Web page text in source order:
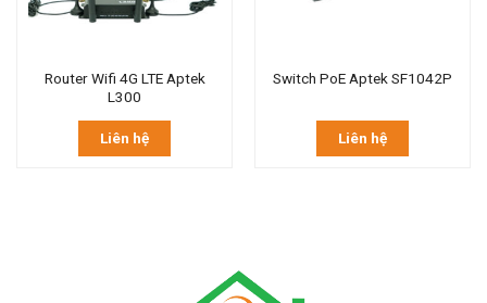
Router Wifi 4G LTE Aptek
L300
Liên hệ
Switch PoE Aptek SF1042P
Liên hệ